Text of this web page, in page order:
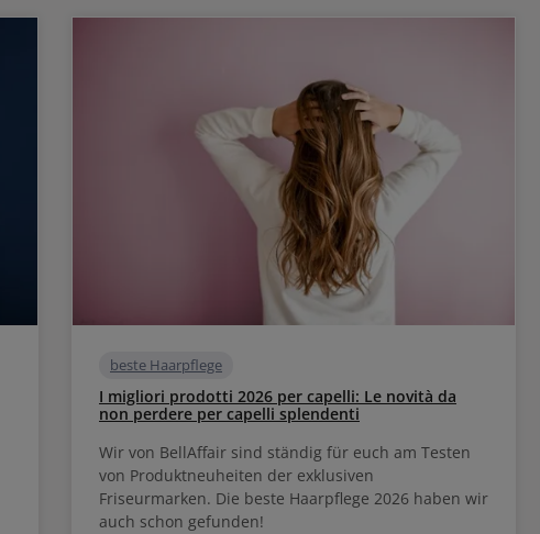
beste Haarpflege
I migliori prodotti 2026 per capelli: Le novità da
non perdere per capelli splendenti
Wir von BellAffair sind ständig für euch am Testen
von Produktneuheiten der exklusiven
Friseurmarken. Die beste Haarpflege 2026 haben wir
auch schon gefunden!